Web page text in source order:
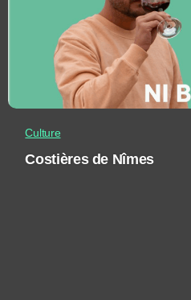
Culture
Costières de Nîmes